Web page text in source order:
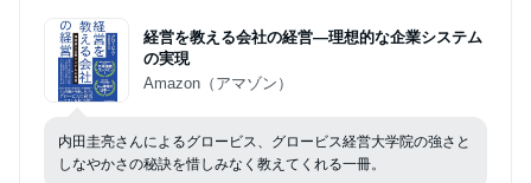
経営を教える会社の経営―理想的な企業システム
の実現
Amazon（アマゾン）
内田圭亮さんによるグロービス、グロービス経営大学院の強さと
しなやかさの秘訣を惜しみなく教えてくれる一冊。